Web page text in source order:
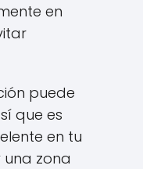
en
puede
que es
en tu
una zona